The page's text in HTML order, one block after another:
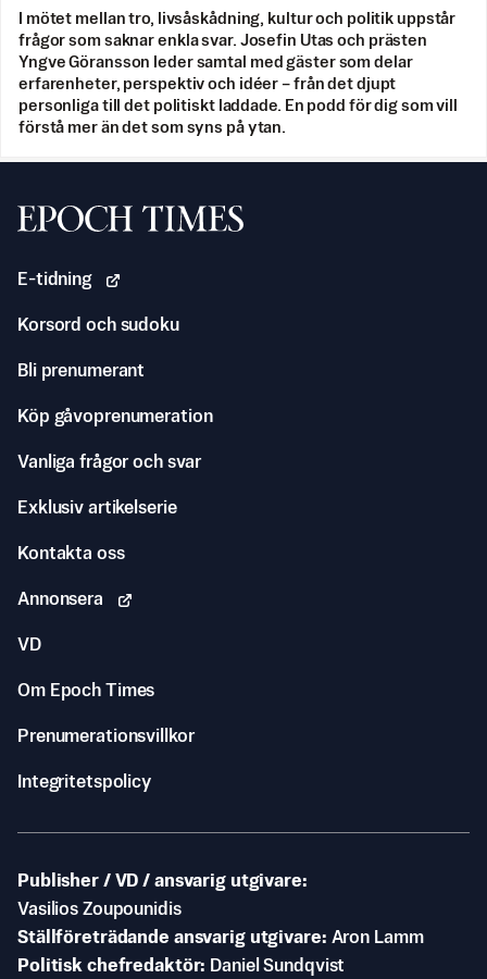
I mötet mellan tro, livsåskådning, kultur och politik uppstår
frågor som saknar enkla svar. Josefin Utas och prästen
Yngve Göransson leder samtal med gäster som delar
erfarenheter, perspektiv och idéer – från det djupt
personliga till det politiskt laddade. En podd för dig som vill
förstå mer än det som syns på ytan.
Svenska Epoch Times
E-tidning
Korsord och sudoku
Bli prenumerant
Köp gåvoprenumeration
Vanliga frågor och svar
Exklusiv artikelserie
Kontakta oss
Annonsera
VD
Om Epoch Times
Prenumerationsvillkor
Integritetspolicy
Publisher / VD / ansvarig utgivare
Vasilios Zoupounidis
Ställföreträdande ansvarig utgivare Aron Lamm
Politisk chefredaktör
Daniel Sundqvist